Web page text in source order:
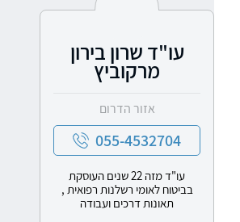
עו"ד שרון בירון
מרקוביץ
אזור הדרום
055-4532704
עו"ד מזה 22 שנים העוסקת
בביטוח לאומי רשלנות רפואית ,
תאונות דרכים ועבודה